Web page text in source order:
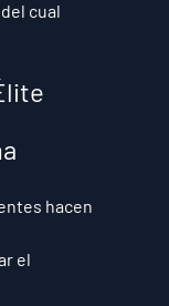
cual
hacen
el